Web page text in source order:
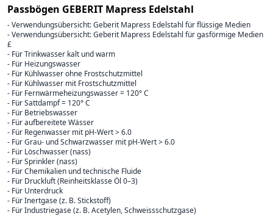
Passbögen GEBERIT Mapress Edelstahl
- Verwendungsübersicht: Geberit Mapress Edelstahl für flüssige Medien
- Verwendungsübersicht: Geberit Mapress Edelstahl für gasförmige Medien
£
- Für Trinkwasser kalt und warm
- Für Heizungswasser
- Für Kühlwasser ohne Frostschutzmittel
- Für Kühlwasser mit Frostschutzmittel
- Für Fernwärmeheizungswasser = 120° C
- Für Sattdampf = 120° C
- Für Betriebswasser
- Für aufbereitete Wässer
- Für Regenwasser mit pH-Wert > 6.0
- Für Grau- und Schwarzwasser mit pH-Wert > 6.0
- Für Löschwasser (nass)
- Für Sprinkler (nass)
- Für Chemikalien und technische Fluide
- Für Druckluft (Reinheitsklasse Öl 0–3)
- Für Unterdruck
- Für Inertgase (z. B. Stickstoff)
- Für Industriegase (z. B. Acetylen, Schweissschutzgase)